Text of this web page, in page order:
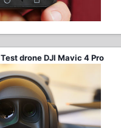
Test drone DJI Mavic 4 Pro